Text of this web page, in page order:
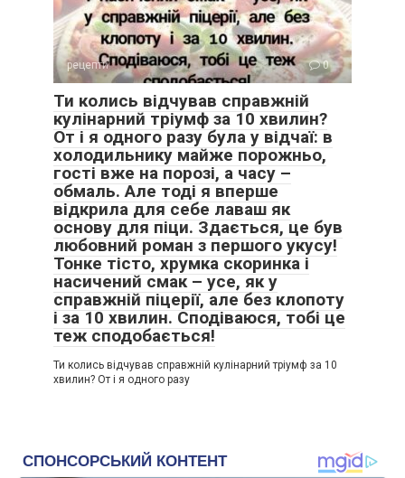
рецепти 0
Ти колись відчував справжній
кулінарний тріумф за 10 хвилин?
От і я одного разу була у відчаї: в
холодильнику майже порожньо,
гості вже на порозі, а часу –
обмаль. Але тоді я вперше
відкрила для себе лаваш як
основу для піци. Здається, це був
любовний роман з першого укусу!
Тонке тісто, хрумка скоринка і
насичений смак – усе, як у
справжній піцерії, але без клопоту
і за 10 хвилин. Сподіваюся, тобі це
теж сподобається!
Ти колись відчував справжній кулінарний тріумф за 10
хвилин? От і я одного разу